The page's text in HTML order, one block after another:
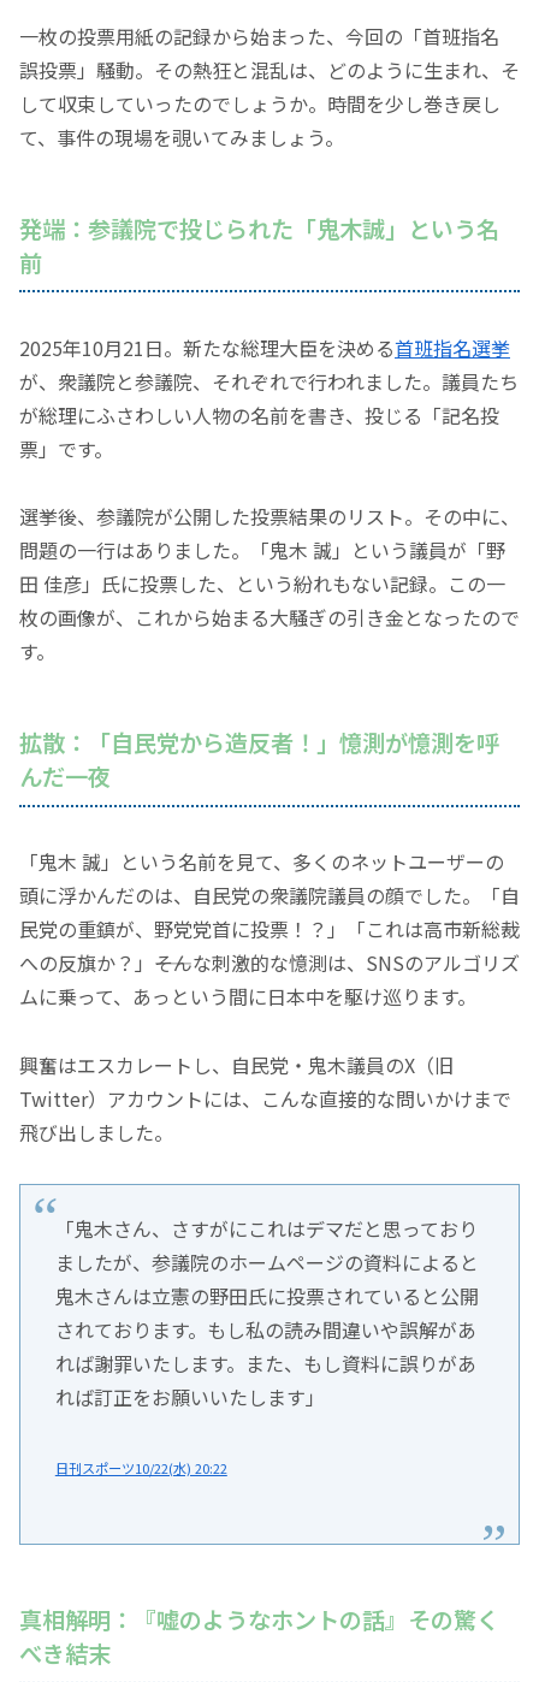
一枚の投票用紙の記録から始まった、今回の 「首班指名
誤投票」 騒動。その熱狂と混乱は、どのように生まれ、そ
して収束していったのでしょうか。時間を少し巻き戻し
て、事件の現場を覗いてみましょう。
発端：参議院で投じられた 「鬼木誠」 という名
前
2025年10月21日。新たな総理大臣を決める首班指名選挙
が、衆議院と参議院、それぞれで行われました。議員たち
が総理にふさわしい人物の名前を書き、投じる 「記名投
票」 です。
選挙後、参議院が公開した投票結果のリスト。その中に、
問題の一行はありました。
「鬼木 誠」 という議員が 「野
田 佳彦」 氏に投票した、という紛れもない記録。この一
枚の画像が、これから始まる大騒ぎの引き金となったので
す。
拡散： 「自民党から造反者！」 憶測が憶測を呼
んだ一夜
「鬼木 誠」 という名前を見て、多くのネットユーザーの
頭に浮かんだのは、自民党の衆議院議員の顔でした。
「自
民党の重鎮が、野党党首に投票！？」
「これは高市新総裁
への反旗か？」 ――そんな刺激的な憶測は、SNSのアルゴリズ
ムに乗って、あっという間に日本中を駆け巡ります。
興奮はエスカレートし、自民党・鬼木議員のX（旧
Twitter）アカウントには、こんな直接的な問いかけまで
飛び出しました。
「鬼木さん、さすがにこれはデマだと思っており
ましたが、参議院のホームページの資料によると
鬼木さんは立憲の野田氏に投票されていると公開
されております。もし私の読み間違いや誤解があ
れば謝罪いたします。また、もし資料に誤りがあ
れば訂正をお願いいたします」
日刊スポーツ10/22(水) 20:22
真相解明：『嘘のようなホントの話』その驚く
べき結末